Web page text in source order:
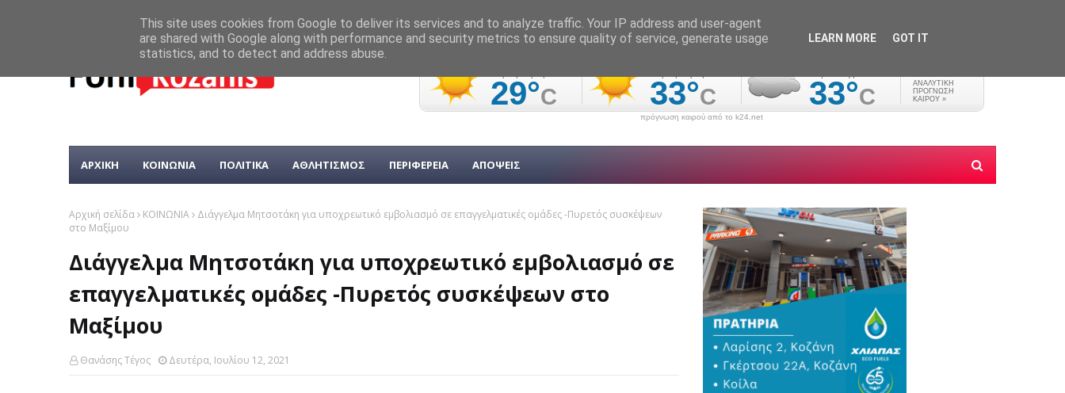
πρόγνωση καιρού από το k24.net
ΑΡΧΙΚΗ ΚΟΙΝΩΝΙΑ ΠΟΛΙΤΙΚΑ ΑΘΛΗΤΙΣΜΟΣ ΠΕΡΙΦΕΡΕΙΑ ΑΠΟΨΕΙΣ
Αρχική σελίδα ΚΟΙΝΩΝΙΑ
Διάγγελμα Μητσοτάκη για υποχρεωτικό εμβολιασμό σε επαγγελματικές ομάδες -Πυρετός συσκέψεων
στο Μαξίμου
Διάγγελμα Μητσοτάκη για υποχρεωτικό εμβολιασμό σε
επαγγελματικές ομάδες -Πυρετός συσκέψεων στο
Μαξίμου
Θανάσης Τέγος Δευτέρα, Ιουλίου 12, 2021
This site uses cookies from Google to deliver its services and to analyze traffic. Your IP address and user-agent
are shared with Google along with performance and security metrics to ensure quality of service, generate usage
statistics, and to detect and address abuse.
LEARN MORE GOT IT